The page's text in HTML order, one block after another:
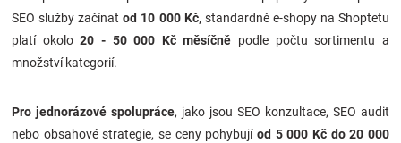
SEO služby začínatod 10 000 Kč,standardně e-shopy na Shoptetu
platí okolo20 - 50 000 Kč měsíčně podle počtu sortimentu a
množství kategorií.
Pro jednorázové spolupráce, jako jsou SEO konzultace, SEO audit
nebo obsahové strategie, se ceny pohybují od 5 000 Kč do 20 000